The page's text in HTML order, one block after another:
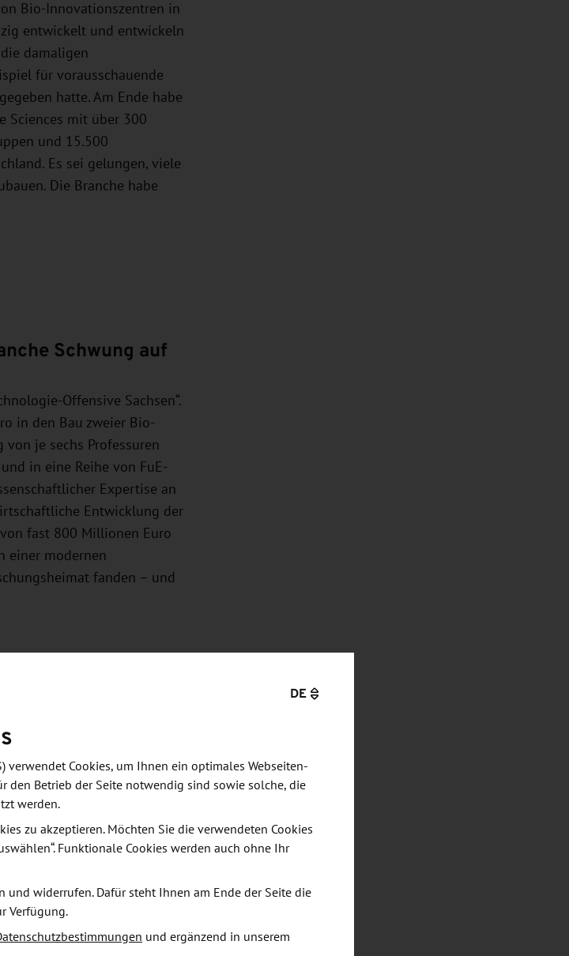
Bio-Innovationszentren in
entwickelt und entwickeln
damaligen
für vorausschauende
hatte. Am Ende habe
Sciences mit über 300
und 15.500
Es sei gelungen, viele
Die Branche habe
Schwung auf
Offensive Sachsen“.
in den Bau zweier Bio-
von je sechs Professuren
in eine Reihe von FuE-
Expertise an
Entwicklung der
fast 800 Millionen Euro
einer modernen
fanden – und
der
Sie umfasst die
und therapeutischer
zu individuell auf den
„Zell- und Gentherapie“
Institut für Zelltherapie
Dresden (CRTD) in
Das Nationale
Einrichtung des
DE
verwendet Cookies, um Ihnen ein optimales Webseiten-
den Betrieb der Seite notwendig sind sowie solche, die
werden.
zu akzeptieren. Möchten Sie die verwendeten Cookies
Funktionale Cookies werden auch ohne Ihr
und widerrufen. Dafür steht Ihnen am Ende der Seite die
Verfügung.
und ergänzend in unserem